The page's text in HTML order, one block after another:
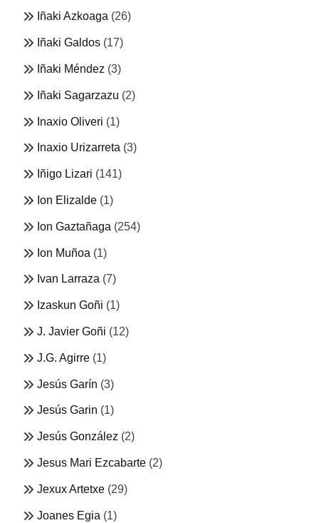
Iñaki Azkoaga (26)
Iñaki Galdos (17)
Iñaki Méndez (3)
Iñaki Sagarzazu (2)
Inaxio Oliveri (1)
Inaxio Urizarreta (3)
Iñigo Lizari (141)
Ion Elizalde (1)
Ion Gaztañaga (254)
Ion Muñoa (1)
Ivan Larraza (7)
Izaskun Goñi (1)
J. Javier Goñi (12)
J.G. Agirre (1)
Jesús Garín (3)
Jesús Garin (1)
Jesús González (2)
Jesus Mari Ezcabarte (2)
Jexux Artetxe (29)
Joanes Egia (1)